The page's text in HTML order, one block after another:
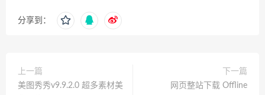
分享到：
上一篇
美图秀秀v9.9.2.0 超多素材美
下一篇
网页整站下载 Offline